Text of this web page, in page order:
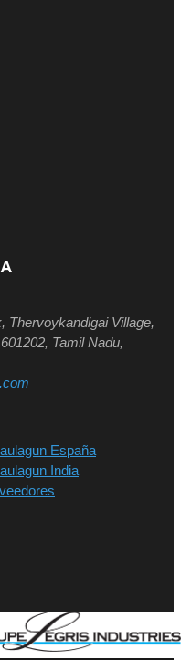
Thervoykandigai Village,
Tamil Nadu,
España
India